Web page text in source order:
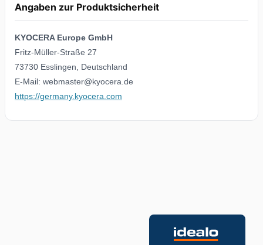
Angaben zur Produktsicherheit
KYOCERA Europe GmbH
Fritz-Müller-Straße 27
73730 Esslingen, Deutschland
E-Mail: webmaster@kyocera.de
https://germany.kyocera.com